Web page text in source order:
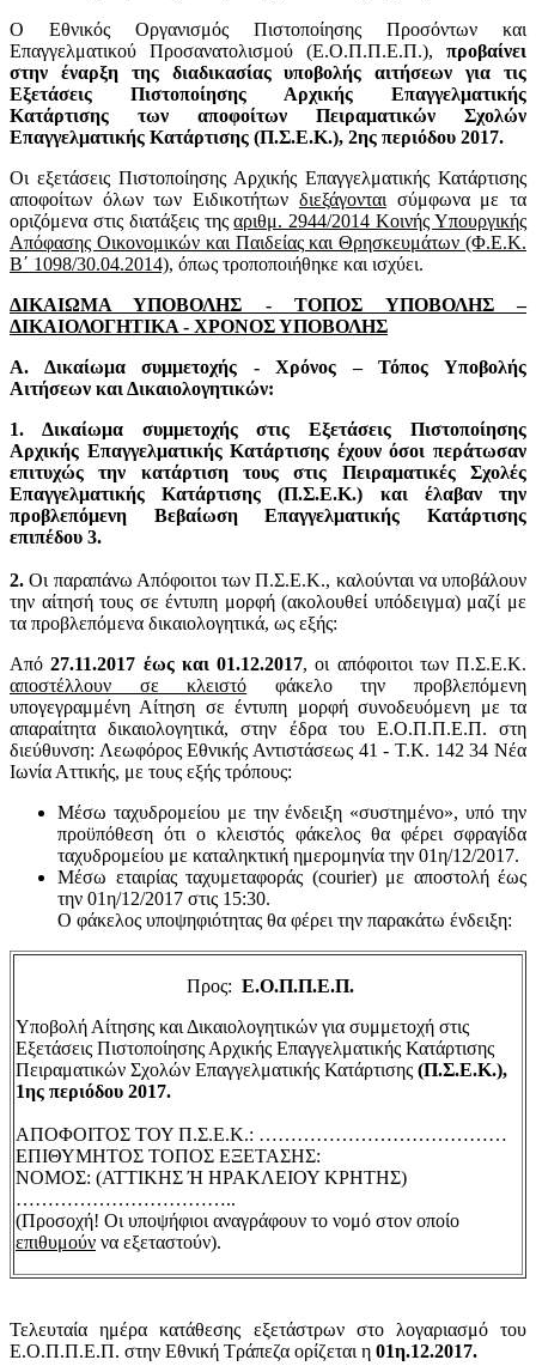
Ο Εθνικός Οργανισμός Πιστοποίησης Προσόντων και
Επαγγελματικού Προσανατολισμού (Ε.Ο.Π.Π.Ε.Π.), προβαίνει
στην έναρξη της διαδικασίας υποβολής αιτήσεων για τις
Εξετάσεις Πιστοποίησης Αρχικής Επαγγελματικής
Κατάρτισης των αποφοίτων Πειραματικών Σχολών
Επαγγελματικής Κατάρτισης (Π.Σ.Ε.Κ.), 2ης περιόδου 2017.
Οι εξετάσεις Πιστοποίησης Αρχικής Επαγγελματικής Κατάρτισης
αποφοίτων όλων των Ειδικοτήτων διεξάγονται σύμφωνα με τα
οριζόμενα στις διατάξεις τηςαριθμ. 2944/2014 Κοινής Υπουργικής
Απόφασης Οικονομικών και Παιδείας και Θρησκευμάτων (Φ.Ε.Κ.
Β΄ 1098/30.04.2014), όπως τροποποιήθηκε και ισχύει.
ΔΙΚΑΙΩΜΑ ΥΠΟΒΟΛΗΣ - ΤΟΠΟΣ ΥΠΟΒΟΛΗΣ –
ΔΙΚΑΙΟΛΟΓΗΤΙΚΑ - ΧΡΟΝΟΣ ΥΠΟΒΟΛΗΣ
Α. Δικαίωμα συμμετοχής - Χρόνος – Τόπος Υποβολής
Αιτήσεων και Δικαιολογητικών:
1. Δικαίωμα συμμετοχής στις Εξετάσεις Πιστοποίησης
Αρχικής Επαγγελματικής Κατάρτισης έχουν όσοι περάτωσαν
επιτυχώς την κατάρτιση τους στις Πειραματικές Σχολές
Επαγγελματικής Κατάρτισης (Π.Σ.Ε.Κ.) και έλαβαν την
προβλεπόμενη Βεβαίωση Επαγγελματικής Κατάρτισης
επιπέδου 3.
2. Οι παραπάνω Απόφοιτοι των Π.Σ.Ε.Κ., καλούνται να υποβάλουν
την αίτησή τους σε έντυπη μορφή (ακολουθεί υπόδειγμα) μαζί με
τα προβλεπόμενα δικαιολογητικά, ως εξής:
Από27.11.2017 έως και 01.12.2017, οι απόφοιτοι των Π.Σ.Ε.Κ.
αποστέλλουν σε κλειστό φάκελο την προβλεπόμενη
υπογεγραμμένη Αίτηση σε έντυπη μορφή συνοδευόμενη με τα
απαραίτητα δικαιολογητικά, στην έδρα του Ε.Ο.Π.Π.Ε.Π. στη
διεύθυνση: Λεωφόρος Εθνικής Αντιστάσεως 41 - Τ.Κ. 142 34 Νέα
Ιωνία Αττικής, με τους εξής τρόπους:
Μέσω ταχυδρομείου με την ένδειξη «συστημένο», υπό την
προϋπόθεση ότι ο κλειστός φάκελος θα φέρει σφραγίδα
ταχυδρομείου με καταληκτική ημερομηνία την 01η/12/2017.
Μέσω εταιρίας ταχυμεταφοράς (courier) με αποστολή έως
την 01η/12/2017 στις 15:30.
Ο φάκελος υποψηφιότητας θα φέρει την παρακάτω ένδειξη:
Προς: Ε.Ο.Π.Π.Ε.Π.
Υποβολή Αίτησης και Δικαιολογητικών για συμμετοχή στις
Εξετάσεις Πιστοποίησης Αρχικής Επαγγελματικής Κατάρτισης
Πειραματικών Σχολών Επαγγελματικής Κατάρτισης (Π.Σ.Ε.Κ.),
1ης περιόδου 2017.
ΑΠΟΦΟΙΤΟΣ ΤΟΥ Π.Σ.Ε.Κ.: …………………………………
ΕΠΙΘΥΜΗΤΟΣ ΤΟΠΟΣ ΕΞΕΤΑΣΗΣ:
ΝΟΜΟΣ: (ΑΤΤΙΚΗΣ Ή ΗΡΑΚΛΕΙΟΥ ΚΡΗΤΗΣ)
……………………………..
(Προσοχή! Οι υποψήφιοι αναγράφουν το νομό στον οποίο
επιθυμούν να εξεταστούν).
Τελευταία ημέρα κατάθεσης εξετάστρων στο λογαριασμό του
Ε.Ο.Π.Π.Ε.Π. στην Εθνική Τράπεζα ορίζεται η 01η.12.2017.